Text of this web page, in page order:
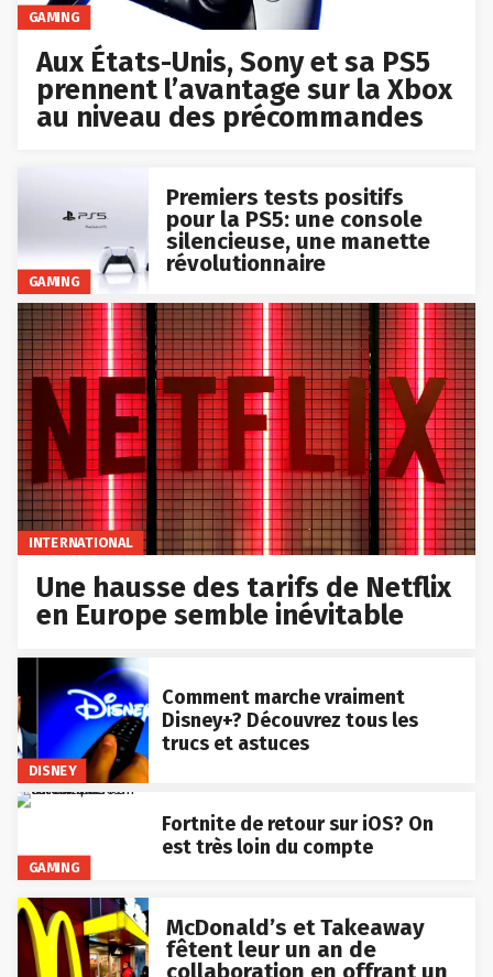
GAMING
Aux États-Unis, Sony et sa PS5
prennent l’avantage sur la Xbox
au niveau des précommandes
GAMING
Premiers tests positifs
pour la PS5: une console
silencieuse, une manette
révolutionnaire
INTERNATIONAL
Une hausse des tarifs de Netflix
en Europe semble inévitable
DISNEY
Comment marche vraiment
Disney+? Découvrez tous les
trucs et astuces
GAMING
Fortnite de retour sur iOS? On
est très loin du compte
McDonald’s et Takeaway
fêtent leur un an de
collaboration en offrant un